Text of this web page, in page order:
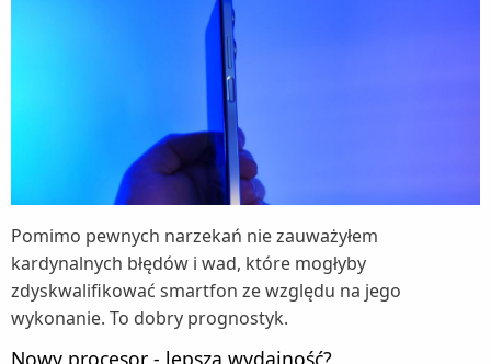
Pomimo pewnych narzekań nie zauważyłem
kardynalnych błędów i wad, które mogłyby
zdyskwalifikować smartfon ze względu na jego
wykonanie. To dobry prognostyk.